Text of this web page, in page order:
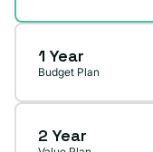
1 Year
Budget Plan
2 Year